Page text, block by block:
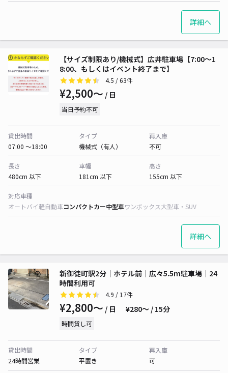
詳細へ
【サイズ制限あり/機械式】広井駐車場【7:00～1
8:00、もしくはイベント終了まで】
4.5 / 63件
¥2,500〜 / 日
当日予約不可
貸出時間
07:00 〜18:00
タイプ
機械式（有人）
再入庫
不可
長さ
480cm 以下
車幅
181cm 以下
高さ
155cm 以下
対応車種
オートバイ軽自動車コンパクトカー中型車ワンボックス大型車・SUV
詳細へ
新御徒町駅2分｜ホテル前｜広々5.5m駐車場｜24
時間利用可
4.9 / 17件
¥2,800〜 / 日 ¥280〜 / 15分
時間貸し可
貸出時間
24時間営業
タイプ
平置き
再入庫
可